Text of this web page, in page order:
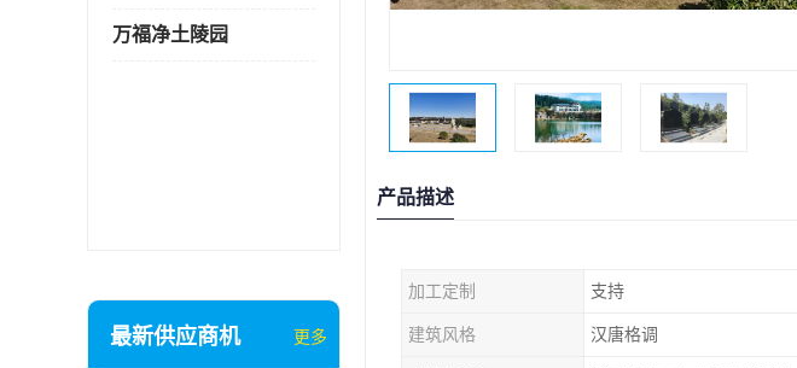
万福净土陵园
最新供应商机 更多
产品描述
加工定制 支持
建筑风格 汉唐格调